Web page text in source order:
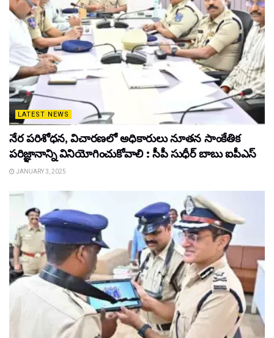
LATEST NEWS
నేర పరిశోధన, విచారణలో అధికారులు నూతన సాంకేతిక
పరిజ్ఞానాన్ని వినియోగించుకోవాలి : సీపీ సుధీర్ బాబు ఐపీఎస్
JANUARY 3, 2025